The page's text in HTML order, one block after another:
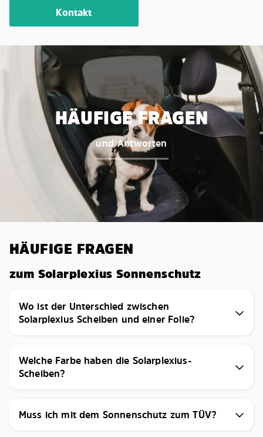
Kontakt
HÄUFIGE FRAGEN
und Antworten
HÄUFIGE FRAGEN
zum Solarplexius Sonnenschutz
Wo ist der Unterschied zwischen
Solarplexius Scheiben und einer Folie?
Welche Farbe haben die Solarplexius-
Scheiben?
Muss ich mit dem Sonnenschutz zum TÜV?